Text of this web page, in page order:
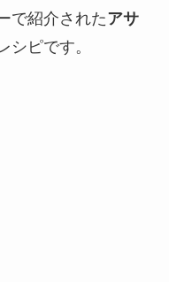
で紹介されたアサ
シピです。